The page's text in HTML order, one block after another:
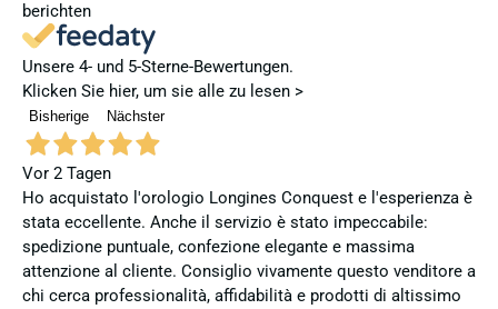
berichten
Unsere 4- und 5-Sterne-Bewertungen.
Klicken Sie hier, um sie alle zu lesen >
Bisherige Nächster
Vor 2 Tagen
Ho acquistato l'orologio Longines Conquest e l'esperienza è
stata eccellente. Anche il servizio è stato impeccabile:
spedizione puntuale, confezione elegante e massima
attenzione al cliente. Consiglio vivamente questo venditore a
chi cerca professionalità, affidabilità e prodotti di altissimo